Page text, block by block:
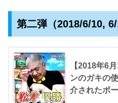
第二弾（2018/6/10, 6/
【2018年6
ンのガキの
介されたボ